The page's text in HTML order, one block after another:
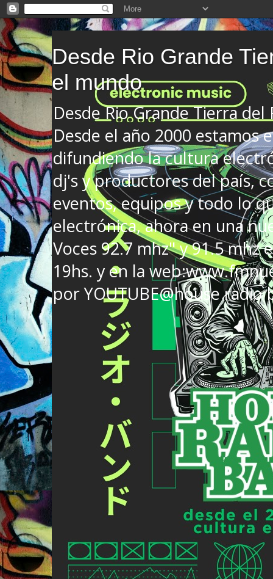
Desde Rio Grande
el mundo
Desde Rio Grande Tierra
Desde el año 2000 estamos
difundiendo la cultura
dj's y productores del país,
eventos, equipos y todo lo
electrónica, ahora en una
Voces 92.7 mhz" y 91.5 mhz
19hs. y en la
por YOUTUBE@house radio